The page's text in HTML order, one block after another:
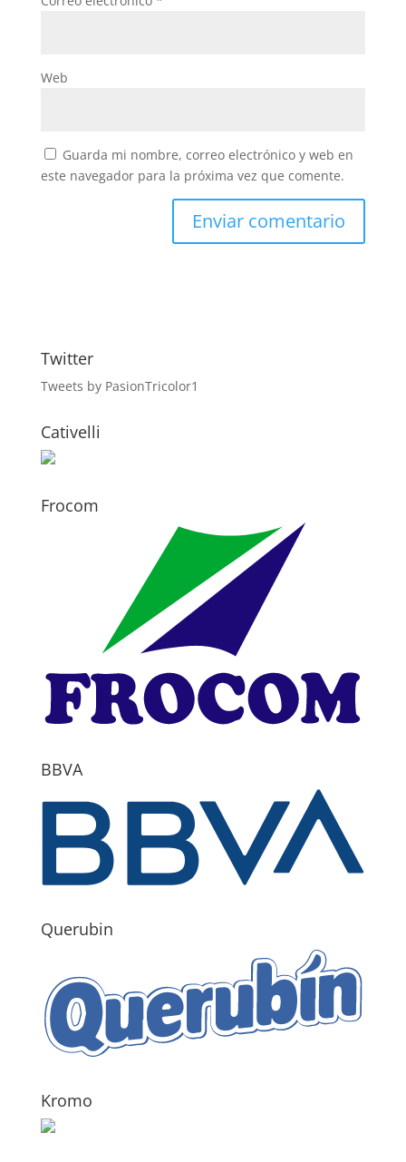
Web
Guarda mi nombre, correo electrónico y web en
este navegador para la próxima vez que comente.
Twitter
Tweets by PasionTricolor1
Cativelli
Frocom
BBVA
Querubin
Kromo